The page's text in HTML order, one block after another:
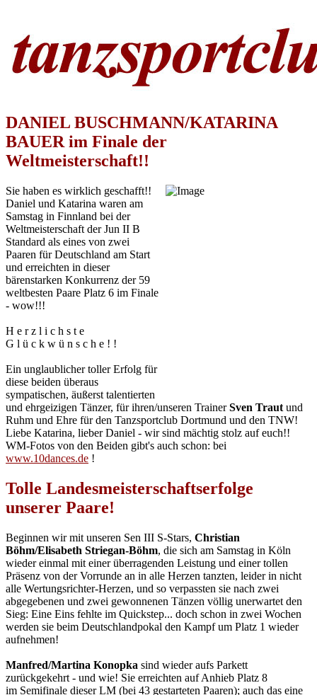
DANIEL BUSCHMANN/KATARINA
BAUER im Finale der
Weltmeisterschaft!!
Sie haben es wirklich geschafft!!
Daniel und Katarina waren am
Samstag in Finnland bei der
Weltmeisterschaft der Jun II B
Standard als eines von zwei
Paaren für Deutschland am Start
und erreichten in dieser
bärenstarken Konkurrenz der 59
weltbesten Paare Platz 6 im Finale
- wow!!!
H e r z l i c h s t e
G l ü c k w ü n s c h e ! !
Ein unglaublicher toller Erfolg für
diese beiden überaus
sympatischen, äußerst talentierten
und ehrgeizigen Tänzer, für ihren/unseren TrainerSven Traut und
Ruhm und Ehre für den Tanzsportclub Dortmund und den TNW!
Liebe Katarina, lieber Daniel - wir sind mächtig stolz auf euch!!
WM-Fotos von den Beiden gibt's auch schon: bei
www.10dances.de !
Tolle Landesmeisterschaftserfolge
unserer Paare!
Beginnen wir mit unseren Sen III S-Stars, Christian
Böhm/Elisabeth Striegan-Böhm, die sich am Samstag in Köln
wieder einmal mit einer überragenden Leistung und einer tollen
Präsenz von der Vorrunde an in alle Herzen tanzten, leider in nicht
alle Wertungsrichter-Herzen, und so verpassten sie nach zwei
abgegebenen und zwei gewonnenen Tänzen völlig unerwartet den
Sieg: Eine Eins fehlte im Quickstep... doch schon in zwei Wochen
werden sie beim Deutschlandpokal den Kampf um Platz 1 wieder
aufnehmen!
Manfred/Martina Konopka sind wieder aufs Parkett
zurückgekehrt - und wie! Sie erreichten auf Anhieb Platz 8
im Semifinale dieser LM (bei 43 gestarteten Paaren); auch das eine